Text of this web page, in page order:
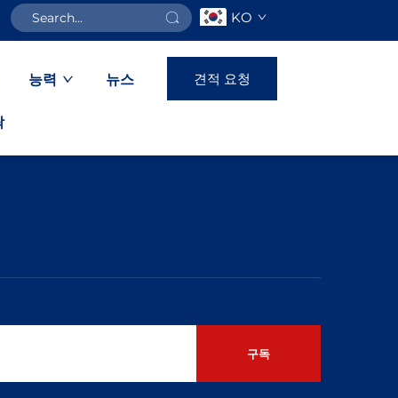
KO
능력 뉴스 견적 요청
구독